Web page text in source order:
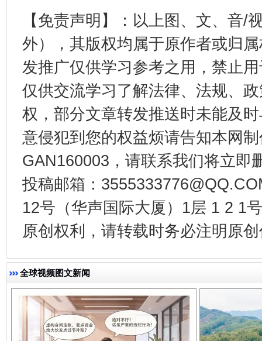
【免责声明】：以上图、文、音/
外），其版权均属于原作者或归
发推广仅供学习参考之用，禁止
仅供交流学习了解法律、法规、
权，部分文章转发推送时未能及
意侵犯到您的权益烦请告知本网
GAN160003，请联系我们将立即
投稿邮箱：
12号（华声国际大厦）1层 1 2 1
原创权利，请转载时务必注明原
全球视频图文新闻
东山县通报“牛蛙产品抗生素超标问题” 法
千年窑火 生生不息 一